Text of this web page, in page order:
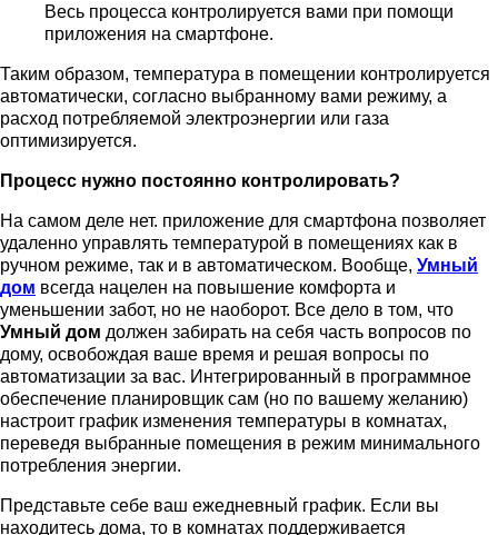
Весь процесса контролируется вами при помощи
приложения на смартфоне.
Таким образом, температура в помещении контролируется
автоматически, согласно выбранному вами режиму, а
расход потребляемой электроэнергии или газа
оптимизируется.
Процесс нужно постоянно контролировать?
На самом деле нет. приложение для смартфона позволяет
удаленно управлять температурой в помещениях как в
ручном режиме, так и в автоматическом. Вообще, Умный
дом всегда нацелен на повышение комфорта и
уменьшении забот, но не наоборот. Все дело в том, что
Умный дом должен забирать на себя часть вопросов по
дому, освобождая ваше время и решая вопросы по
автоматизации за вас. Интегрированный в программное
обеспечение планировщик сам (но по вашему желанию)
настроит график изменения температуры в комнатах,
переведя выбранные помещения в режим минимального
потребления энергии.
Представьте себе ваш ежедневный график. Если вы
находитесь дома, то в комнатах поддерживается